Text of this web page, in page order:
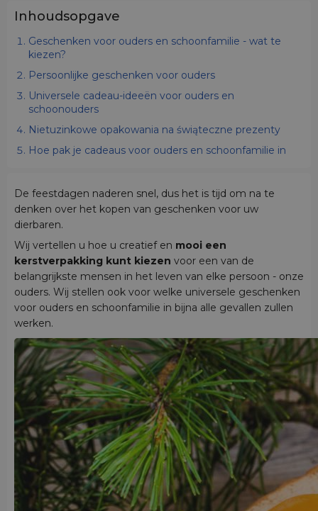
Inhoudsopgave
Geschenken voor ouders en schoonfamilie - wat te
kiezen?
Persoonlijke geschenken voor ouders
Universele cadeau-ideeën voor ouders en
schoonouders
Nietuzinkowe opakowania na świąteczne prezenty
Hoe pak je cadeaus voor ouders en schoonfamilie in
De feestdagen naderen snel, dus het is tijd om na te
denken over het kopen van geschenken voor uw
dierbaren.
Wij vertellen u hoe u creatief en mooi een
kerstverpakking kunt kiezen voor een van de
belangrijkste mensen in het leven van elke persoon - onze
ouders. Wij stellen ook voor welke universele geschenken
voor ouders en schoonfamilie in bijna alle gevallen zullen
werken.